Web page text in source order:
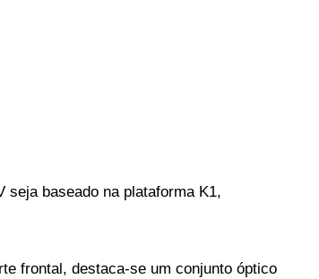
seja baseado na plataforma K1,
frontal, destaca-se um conjunto óptico